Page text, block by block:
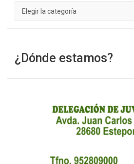
Categorías
¿Dónde estamos?